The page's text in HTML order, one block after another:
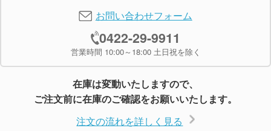
お問い合わせフォーム
0422-29-9911
営業時間 10:00～18:00 土日祝を除く
在庫は変動いたしますので、
ご注文前に在庫のご確認をお願いいたします。
注文の流れを詳しく見る